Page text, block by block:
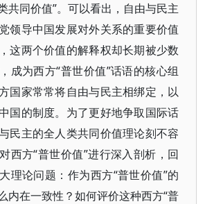
共同价值”。可以看出，自由与民主
领导中国发展对外关系的重要价值
这两个价值的解释权却长期被少数
成为西方“普世价值”话语的核心组
国家常常将自由与民主相绑定，以
国的制度。为了更好地争取国际话
民主的全人类共同价值理论刻不容
西方“普世价值”进行深入剖析，回
理论问题：作为西方“普世价值”的
内在一致性？如何评价这种西方“普